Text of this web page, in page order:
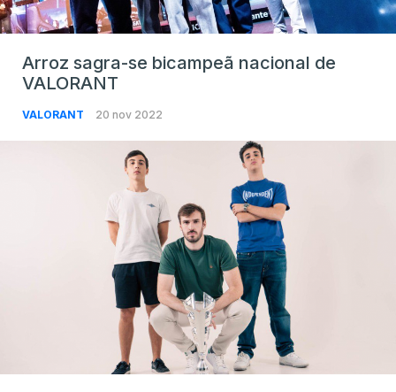
Arroz sagra-se bicampeã nacional de
VALORANT
VALORANT 20 nov 2022